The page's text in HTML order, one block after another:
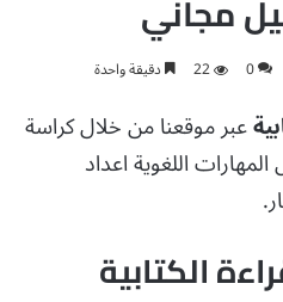
0
22 دقيقة واحدة
عبر موقعنا من خلال كراسة
اللغوية اعداد
الكتابية